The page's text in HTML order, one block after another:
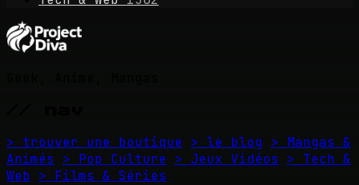
> trouver une boutique > le blog > Mangas &
Animés
> Pop Culture > Jeux Vidéos
> Tech &
Web > Films & Séries